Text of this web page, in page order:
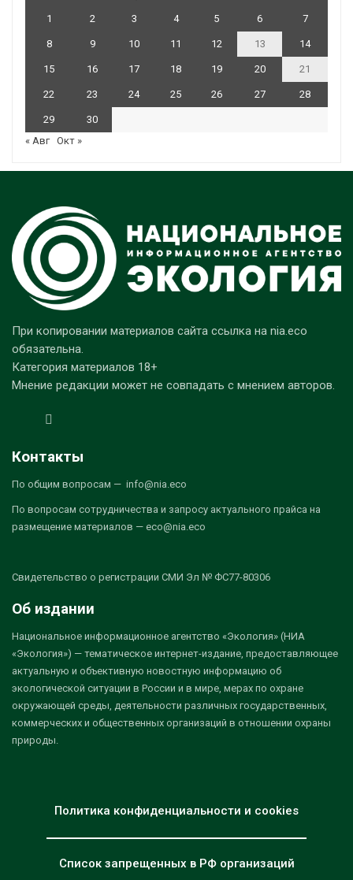
1 2 3 4 5 6 7
8 9 10 11 12 13 14
15 16 17 18 19 20 21
22 23 24 25 26 27 28
29
30
« Авг Окт »
При копировании материалов сайта ссылка на nia.eco
обязательна.
Категория материалов 18+
Мнение редакции может не совпадать с мнением авторов.
Контакты
По общим вопросам — info@nia.eco
По вопросам сотрудничества и запросу актуального прайса на
размещение материалов — eco@nia.eco
Свидетельство о регистрации СМИ Эл № ФС77-80306
Об издании
Национальное информационное агентство «Экология» (НИА
«Экология») — тематическое интернет-издание, предоставляющее
актуальную и объективную новостную информацию об
экологической ситуации в России и в мире, мерах по охране
окружающей среды, деятельности различных государственных,
коммерческих и общественных организаций в отношении охраны
природы.
Политика конфиденциальности и cookies
Список запрещенных в РФ организаций